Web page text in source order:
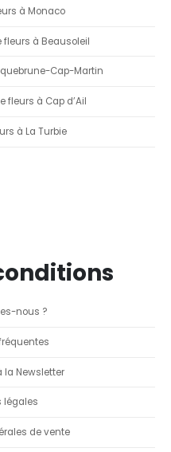
à Monaco
fleurs à Beausoleil
Cap-Martin
fleurs à Cap d’Ail
à La Turbie
nous ?
la Newsletter
légales
de vente